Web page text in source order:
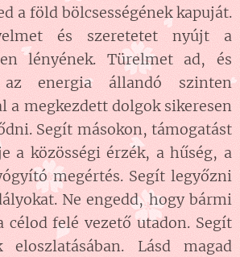
a föld bölcsességének kapuját.
és szeretetet nyújt a
lényének. Türelmet ad, és
az energia állandó szinten
a megkezdett dolgok sikeresen
Segít másokon, támogatást
a közösségi érzék, a hűség, a
megértés. Segít legyőzni
Ne engedd, hogy bármi
felé vezető utadon. Segít
eloszlatásában. Lásd magad